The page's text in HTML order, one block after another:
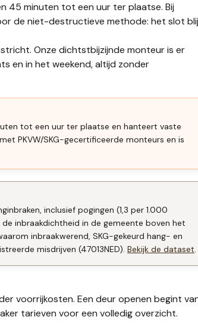
45 minuten tot een uur ter plaatse. Bij
de niet-destructieve methode: het slot
Onze dichtstbijzijnde monteur is er
en in het weekend, altijd zonder
tot een uur ter plaatse en hanteert vaste
PKVW/SKG-gecertificeerde monteurs en is
inclusief pogingen (1,3 per 1.000
inbraakdichtheid in de gemeente boven het
inbraakwerend, SKG-gekeurd hang- en
misdrijven (47013NED). Bekijk de dataset.
voorrijkosten. Een deur openen begint
tarieven voor een volledig overzicht.